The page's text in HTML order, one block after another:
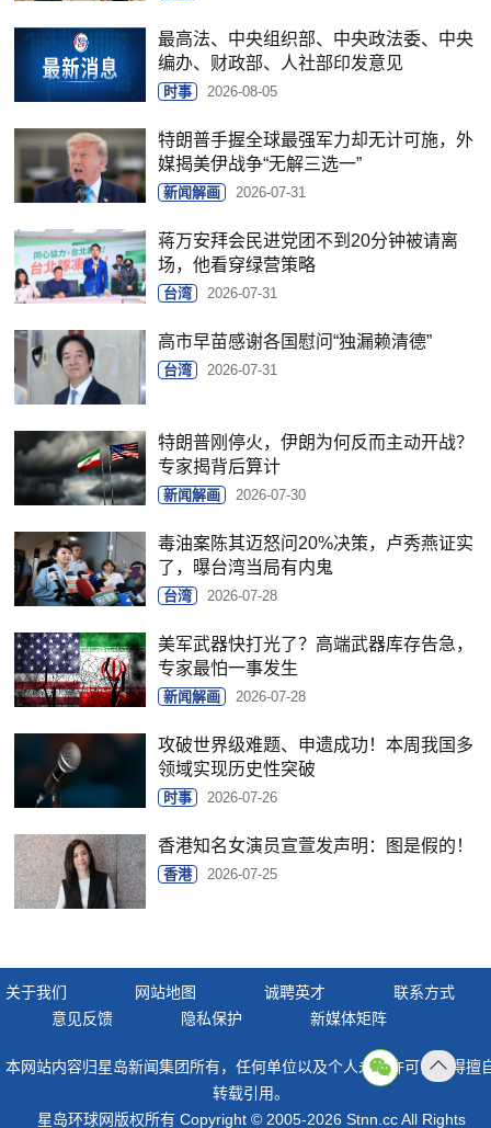
最高法、中央组织部、中央政法委、中央
编办、财政部、人社部印发意见
时事 2026-08-05
特朗普手握全球最强军力却无计可施，外
媒揭美伊战争“无解三选一”
新闻解画 2026-07-31
蒋万安拜会民进党团不到20分钟被请离
场，他看穿绿营策略
台湾 2026-07-31
高市早苗感谢各国慰问“独漏赖清德”
台湾 2026-07-31
特朗普刚停火，伊朗为何反而主动开战？
专家揭背后算计
新闻解画 2026-07-30
毒油案陈其迈怒问20%决策，卢秀燕证实
了，曝台湾当局有内鬼
台湾 2026-07-28
美军武器快打光了？高端武器库存告急，
专家最怕一事发生
新闻解画 2026-07-28
攻破世界级难题、申遗成功！本周我国多
领域实现历史性突破
时事 2026-07-26
香港知名女演员宣萱发声明：图是假的！
香港 2026-07-25
关于我们 网站地图 诚聘英才
联系方式
意见反馈
隐私保护 新媒体矩阵
本网站内容归星岛新闻集团所有，任何单位以及个人未经许可，不得擅
转载引用。
星岛环球网版权所有 Copyright © 2005-2026 Stnn.cc All Rights
顶部